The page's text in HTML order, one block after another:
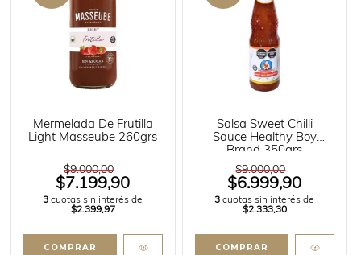
Mermelada De Frutilla
Light Masseube 260grs
$9.000,00
$7.199,90
3 cuotas sin interés de
$2.399,97
Salsa Sweet Chilli
Sauce Healthy Boy
Brand 350grs
$9.000,00
$6.999,90
3 cuotas sin interés de
$2.333,30